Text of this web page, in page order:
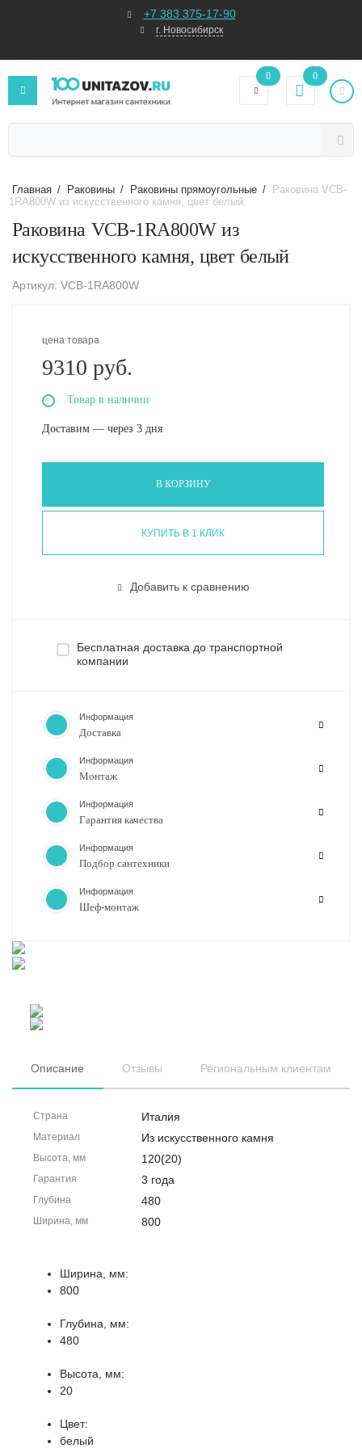
+7 383 375-17-90
г. Новосибирск
0 0
Главная / Раковины / Раковины прямоугольные /
Раковина VCB-
1RA800W из искусственного камня, цвет белый
Раковина VCB-1RA800W из
искусственного камня, цвет белый
Артикул: VCB-1RA800W
цена товара
9310 руб.
Товар в наличии
Доставим — через 3 дня
В КОРЗИНУ
КУПИТЬ В 1 КЛИК
Добавить к сравнению
Бесплатная доставка до транспортной
компании
Информация
Доставка
Информация
Монтаж
Информация
Гарантия качества
Информация
Подбор сантехники
Информация
Шеф-монтаж
Описание Отзывы Региональным клиентам
Страна Италия
Материал Из искусственного камня
Высота, мм 120(20)
Гарантия 3 года
Глубина 480
Ширина, мм 800
Ширина, мм:
800
Глубина, мм:
480
Высота, мм:
20
Цвет:
белый